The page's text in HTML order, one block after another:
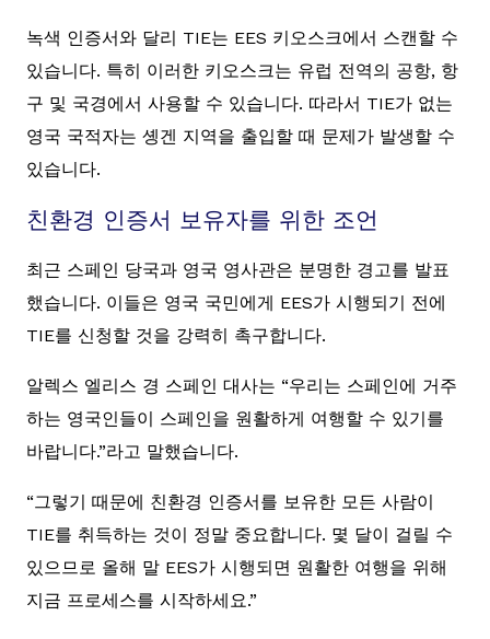
녹색 인증서와 달리 TIE는 EES 키오스크에서 스캔할 수
있습니다. 특히 이러한 키오스크는 유럽 전역의 공항, 항
구 및 국경에서 사용할 수 있습니다. 따라서 TIE가 없는
영국 국적자는 솅겐 지역을 출입할 때 문제가 발생할 수
있습니다.
친환경 인증서 보유자를 위한 조언
최근 스페인 당국과 영국 영사관은 분명한 경고를 발표
했습니다. 이들은 영국 국민에게 EES가 시행되기 전에
TIE를 신청할 것을 강력히 촉구합니다.
알렉스 엘리스 경 스페인 대사는 “우리는 스페인에 거주
하는 영국인들이 스페인을 원활하게 여행할 수 있기를
바랍니다.”라고 말했습니다.
“그렇기 때문에 친환경 인증서를 보유한 모든 사람이
TIE를 취득하는 것이 정말 중요합니다. 몇 달이 걸릴 수
있으므로 올해 말 EES가 시행되면 원활한 여행을 위해
지금 프로세스를 시작하세요.”